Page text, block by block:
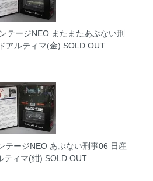
テージNEO またまたあぶない刑
アルティマ(金) SOLD OUT
テージNEO あぶない刑事06 日産
ティマ(紺) SOLD OUT